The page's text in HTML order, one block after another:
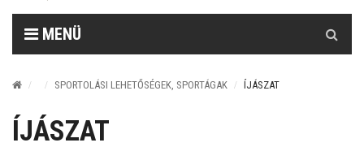
MENÜ
SPORTOLÁSI LEHETŐSÉGEK, SPORTÁGAK ÍJÁSZAT
ÍJÁSZAT